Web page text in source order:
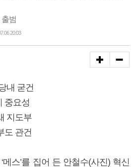
출범
20:03
내 굳건
중요성
지도부
도 관건
스’를 집어 든 안철수(사진) 혁신